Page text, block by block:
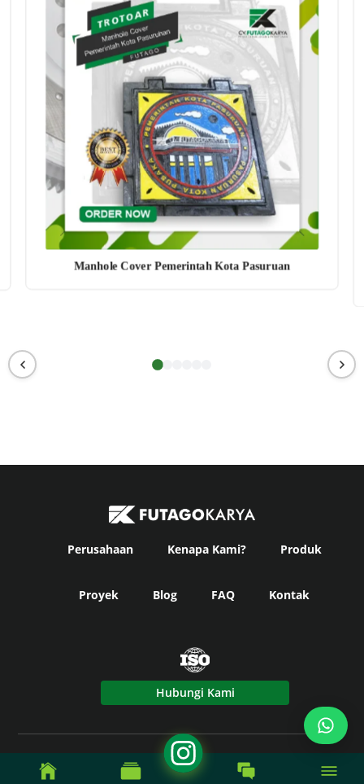
Manhole Cover Pemerintah Kota Pasuruan
Perusahaan Kenapa Kami? Produk
Proyek Blog FAQ Kontak
Hubungi Kami
© Copyright Futago Karya2024. All Rights Reserved -
Powered by Fikky Power.